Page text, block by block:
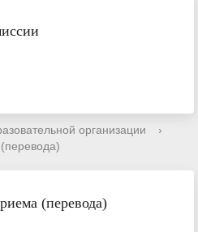
организации
›
(перевода)